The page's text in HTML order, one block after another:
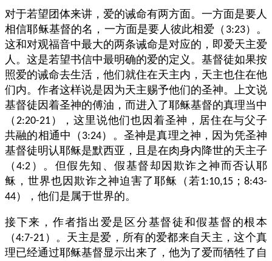
对于若望团体来讲，爱的诫命有两方面。一方面是要人
相信耶稣基督的名，一方面是要人彼此相爱（ 3:23）。
这和对观福音中最大的两条诫命是对应的，即爱天主爱
人。这是若望书信中最明确的爱的定义。基督徒如果按
照爱的诫命去生活，他们就住在天主内，天主也住在他
们内。作者这样说是因为天主赐予他们的圣神。上文说
基督徒因着圣神的傅油，而进入了耶稣基督的真理当中
（ 2:20-21），这里说他们也因着圣神，居住在与父子
共融的相通中（ 3:24）。圣神是真理之神，因为凭圣神
基督徒明认耶稣是默西亚，且是在肉身内降世的天主子
（4:2 ）。但假先知、假基督却因欺诈之神而否认耶
稣，世界也因欺诈之神迫害了耶稣（若1:10,15 ； 8:43-
44），他们是属于世界的。
接下来，作者指出爱是区分基督徒和假基督的根本
（4:7-21 ）。天主是爱，所有的爱都来自天主，这个真
理已经通过耶稣基督显示出来了，他为了爱而牺牲了自